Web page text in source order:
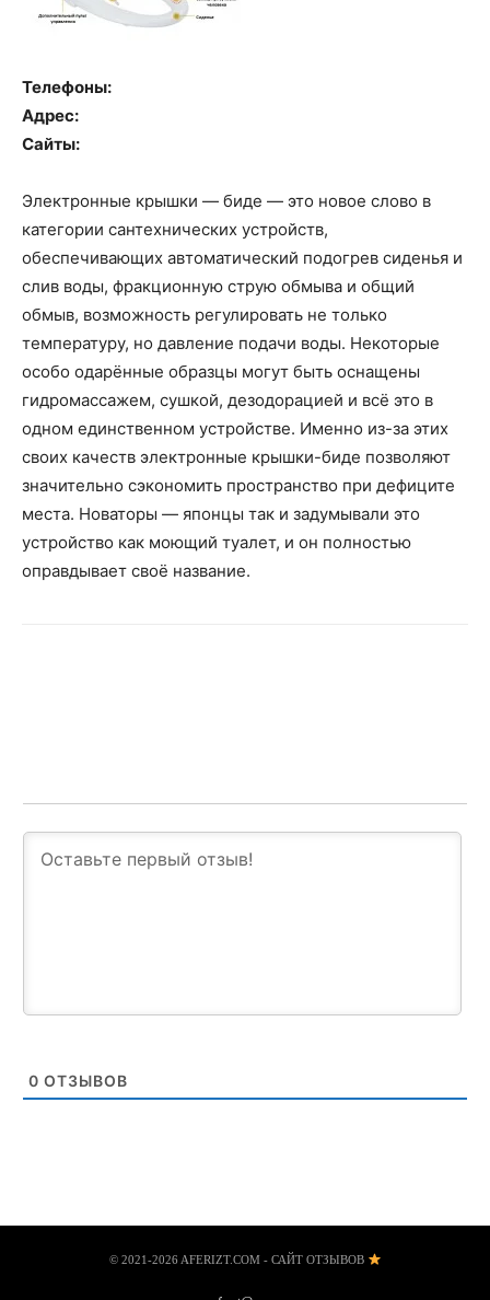
Телефоны:
Адрес:
Сайты:
Электронные крышки — биде — это новое слово в
категории сантехнических устройств,
обеспечивающих автоматический подогрев сиденья и
слив воды, фракционную струю обмыва и общий
обмыв, возможность регулировать не только
температуру, но давление подачи воды. Некоторые
особо одарённые образцы могут быть оснащены
гидромассажем, сушкой, дезодорацией и всё это в
одном единственном устройстве. Именно из-за этих
своих качеств электронные крышки-биде позволяют
значительно сэкономить пространство при дефиците
места. Новаторы — японцы так и задумывали это
устройство как моющий туалет, и он полностью
оправдывает своё название.
0 ОТЗЫВОВ
© 2021-2026 AFERIZT.COM - САЙТ ОТЗЫВОВ